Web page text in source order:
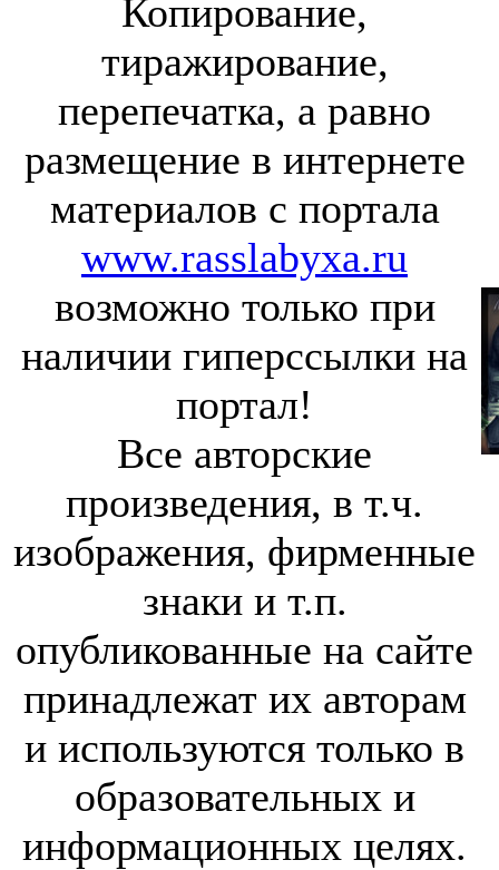
Копирование,
тиражирование,
перепечатка, а равно
размещение в интернете
материалов с портала
www.rasslabyxa.ru
возможно только при
наличии гиперссылки на
портал!
Все авторские
произведения, в т.ч.
изображения, фирменные
знаки и т.п.
опубликованные на сайте
принадлежат их авторам
и используются только в
образовательных и
информационных целях.